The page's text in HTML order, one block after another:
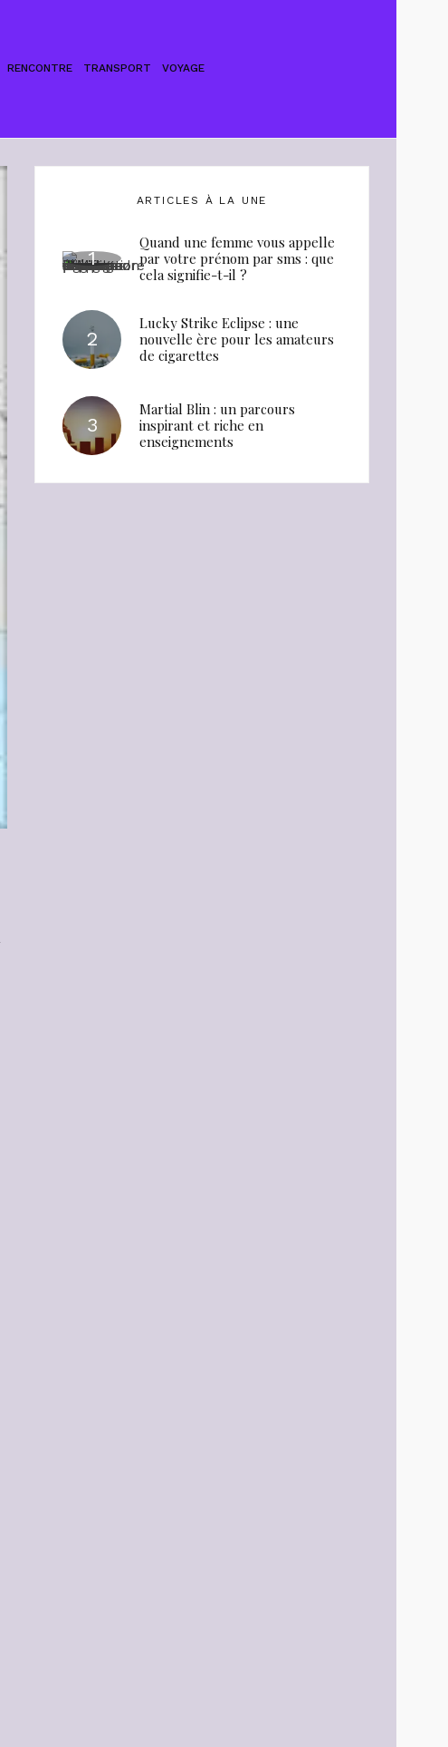
RENCONTRE TRANSPORT VOYAGE
ARTICLES À LA UNE
Quand une femme vous appelle
par votre prénom par sms : que
cela signifie-t-il ?
Lucky Strike Eclipse : une
nouvelle ère pour les amateurs
de cigarettes
Martial Blin : un parcours
inspirant et riche en
enseignements